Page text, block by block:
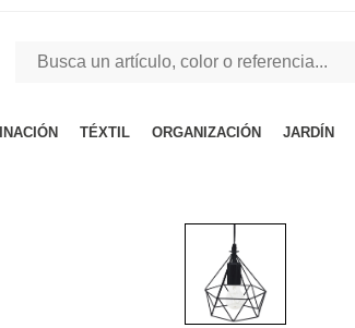
TÉXTIL ORGANIZACIÓN JARDÍN